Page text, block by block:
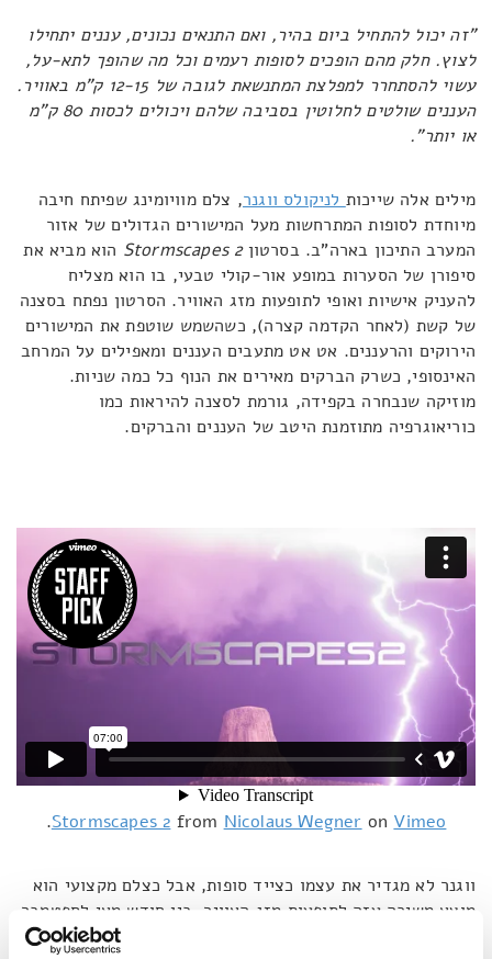
"זה יכול להתחיל ביום בהיר, ואם התנאים נכונים, עננים יתחילו
לצוץ. חלק מהם הופכים לסופות רעמים וכל מה שהופך לתא-על,
עשוי להסתחרר למפלצת המתנשאת לגובה של 12-15 ק"מ באוויר.
העננים שולטים לחלוטין בסביבה שלהם ויכולים לכסות 80 ק"מ
או יותר".
מילים אלה שייכות לניקולס ווגנר, צלם מוויומינג שפיתח חיבה
מיוחדת לסופות המתרחשות מעל המישורים הגדולים של אזור
המערב התיכון בארה"ב. בסרטוןStormscapes 2 הוא מביא את
סיפורן של הסערות במופע אור-קולי טבעי, בו הוא מצליח
להעניק אישיות ואופי לתופעות מזג האוויר. הסרטון נפתח בסצנה
של קשת (לאחר הקדמה קצרה), כשהשמש שוטפת את המישורים
הירוקים והרעננים. אט אט מתעבים העננים ומאפילים על המרחב
האינסופי, כשרק הברקים מאירים את הנוף כל כמה שניות.
מוזיקה שנבחרה בקפידה, גורמת לסצנה להיראות כמו
כוריאוגרפיה מתוזמנת היטב של העננים והברקים.
Stormscapes 2 from Nicolaus Wegner on Vimeo
.
ווגנר לא מגדיר את עצמו כצייד סופות, אבל כצלם מקצועי הוא
מוצא משיכה עזה לתופעות מזג האוויר. בין חודש מאי לספטמבר
2014, הוא עבר בין המדינות ויומינג, מונטנה, דרום דקוטה,